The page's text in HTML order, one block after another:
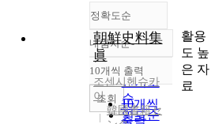
정확도순
정확도
순
인기도
순
연도순
내림차순
내림차순
10개씩 출력
10개씩
출력
조회
朝鮮史料集
眞
조센시헨슈카
이
韓國書籍セ
활용
도 높
은 자
료